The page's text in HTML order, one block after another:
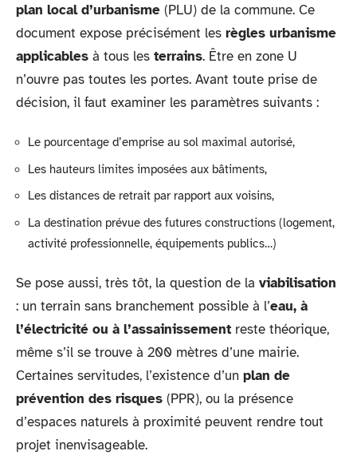
plan local d’urbanisme (PLU) de la commune. Ce
document expose précisément les règles urbanisme
applicables à tous les terrains. Être en zone U
n’ouvre pas toutes les portes. Avant toute prise de
décision, il faut examiner les paramètres suivants :
Le pourcentage d’emprise au sol maximal autorisé,
Les hauteurs limites imposées aux bâtiments,
Les distances de retrait par rapport aux voisins,
La destination prévue des futures constructions (logement,
activité professionnelle, équipements publics…)
Se pose aussi, très tôt, la question de la viabilisation
: un terrain sans branchement possible à l’eau, à
l’électricité ou à l’assainissement reste théorique,
même s’il se trouve à 200 mètres d’une mairie.
Certaines servitudes, l’existence d’un plan de
prévention des risques (PPR), ou la présence
d’espaces naturels à proximité peuvent rendre tout
projet inenvisageable.